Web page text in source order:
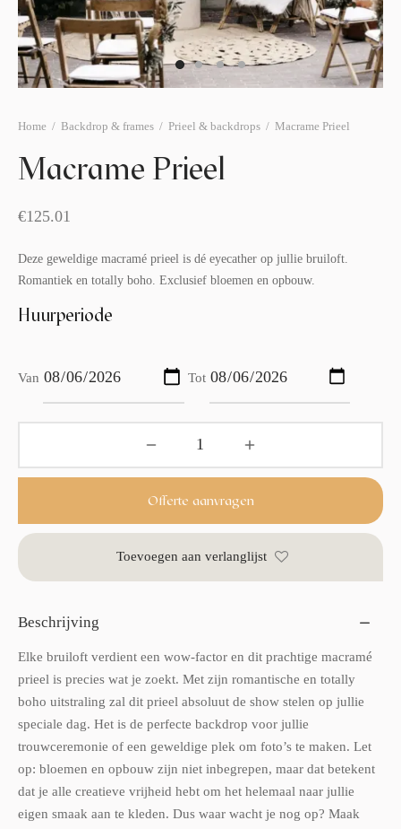
Home / Backdrop & frames / Prieel & backdrops / Macrame Prieel
Macrame Prieel
€125.01
Deze geweldige macramé prieel is dé eyecather op jullie bruiloft.
Romantiek en totally boho. Exclusief bloemen en opbouw.
Huurperiode
Van Tot
Offerte aanvragen
Toevoegen aan verlanglijst
Beschrijving
Elke bruiloft verdient een wow-factor en dit prachtige macramé
prieel is precies wat je zoekt. Met zijn romantische en totally
boho uitstraling zal dit prieel absoluut de show stelen op jullie
speciale dag. Het is de perfecte backdrop voor jullie
trouwceremonie of een geweldige plek om foto’s te maken. Let
op: bloemen en opbouw zijn niet inbegrepen, maar dat betekent
dat je alle creatieve vrijheid hebt om het helemaal naar jullie
eigen smaak aan te kleden. Dus waar wacht je nog op? Maak
& sweettable
& bijzettafels
deco
decoratie
items